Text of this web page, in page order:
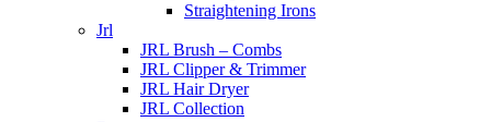
Straightening Irons
Jrl
JRL Brush – Combs
JRL Clipper & Trimmer
JRL Hair Dryer
JRL Collection